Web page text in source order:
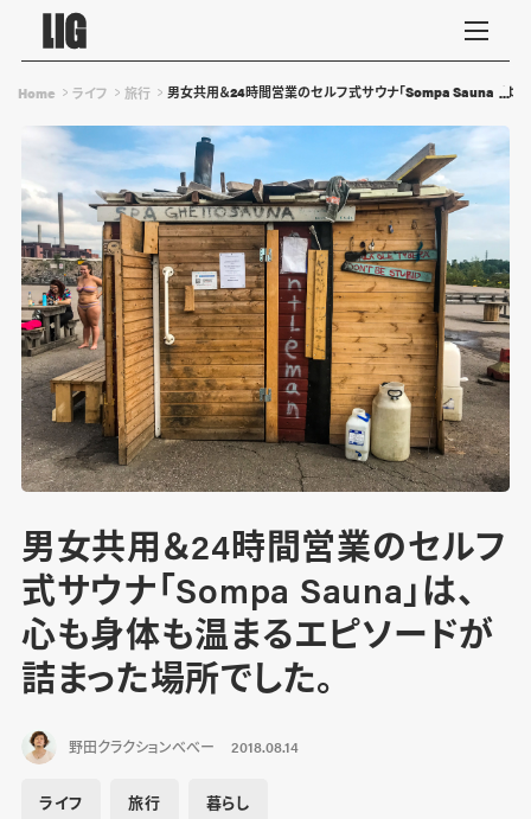
Home ライフ 旅行 男女共用＆24時間営業のセルフ式サウナ「Sompa Sauna」は、
男女共用＆24時間営業のセルフ
式サウナ「Sompa Sauna」は、
心も身体も温まるエピソードが
詰まった場所でした。
野田クラクションべべー 2018.08.14
ライフ 旅行 暮らし